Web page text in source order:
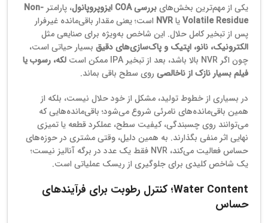
یکی از مهم‌ترین بخش‌هایبررسی COA ایزوپروپانول ، پارامتر Non-
Volatile ResidueیاNVR است؛ یعنی مقدار باقی‌مانده غیرفرار
پس از تبخیر کامل حلال. این شاخص به‌ویژه برای صنایعی مثل
الکترونیک، نانو، اپتیک و پاک‌سازی‌های دقیق بسیار حیاتی است،
چون اگر NVR بالا باشد، بعد از تبخیر IPA ممکن است
لکه، رسوب یا
فیلم بسیار نازک از ناخالصی روی سطح باقی بماند.
در بسیاری از خطوط تولید، مشکل از خود حلال نیست، بلکه از
همین باقی‌مانده‌های نامرئی شروع می‌شود؛ باقی‌مانده‌هایی که
می‌توانند روی چسبندگی، کیفیت سطح، عملکرد قطعه یا تمیزی
نهایی اثر منفی بگذارند. به همین دلیل، وقتی مشتری در حوزه‌های
حساس فعالیت می‌کند، NVR فقط یک عدد در برگه آنالیز نیست؛
یک شاخص کلیدی برای جلوگیری از ریسک عملیاتی است.
Water Content؛ کنترل رطوبت برای فرآیندهای
حساس